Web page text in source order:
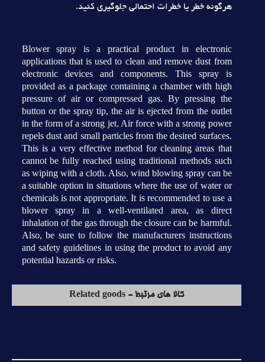
هرگونه خطر يا خطرات احتمالي جلوگيري کنيد.
Blower spray is a practical product in electronic
applications that is used to clean and remove dust from
electronic devices and components. This spray is
provided as a package containing a chamber with high
pressure of air or compressed gas. By pressing the
button or the spray tip, the air is ejected from the outlet
in the form of a strong jet. Air force with a strong power
repels dust and small particles from the desired surfaces.
This is a very effective method for cleaning areas that
cannot be fully reached using traditional methods such
as wiping with a cloth. Also, wind blowing spray can be
a suitable option in situations where the use of water or
chemicals is not appropriate. It is recommended to use a
blower spray in a well-ventilated area, as direct
inhalation of the gas through the closure can be harmful.
Also, be sure to follow the manufacturers instructions
and safety guidelines in using the product to avoid any
potential hazards or risks.
کالا های مرتبط - Related goods